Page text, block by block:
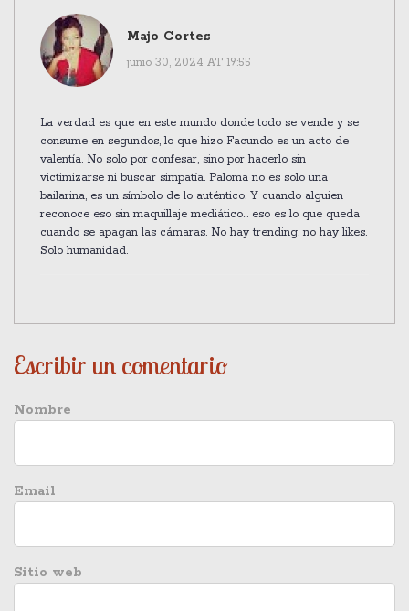
Majo Cortes
junio 30, 2024 AT 19:55
La verdad es que en este mundo donde todo se vende y se
consume en segundos, lo que hizo Facundo es un acto de
valentía. No solo por confesar, sino por hacerlo sin
victimizarse ni buscar simpatía. Paloma no es solo una
bailarina, es un símbolo de lo auténtico. Y cuando alguien
reconoce eso sin maquillaje mediático... eso es lo que queda
cuando se apagan las cámaras. No hay trending, no hay likes.
Solo humanidad.
Escribir un comentario
Nombre
Email
Sitio web